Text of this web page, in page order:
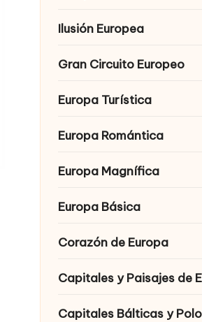
Ilusión Europea
Gran Circuito Europeo
Europa Turística
Europa Romántica
Europa Magnífica
Europa Básica
Corazón de Europa
Capitales y Paisajes de
Capitales Bálticas y